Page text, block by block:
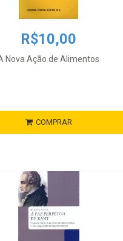
R$10,00
Nova Ação de Alimentos
COMPRAR